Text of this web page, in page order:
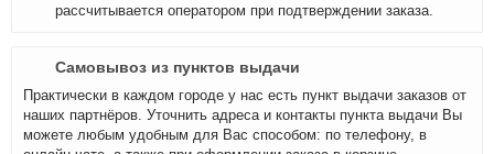
рассчитывается оператором при подтверждении заказа.
Самовывоз из пунктов выдачи
Практически в каждом городе у нас есть пункт выдачи заказов от
наших партнёров. Уточнить адреса и контакты пункта выдачи Вы
можете любым удобным для Вас способом: по телефону, в